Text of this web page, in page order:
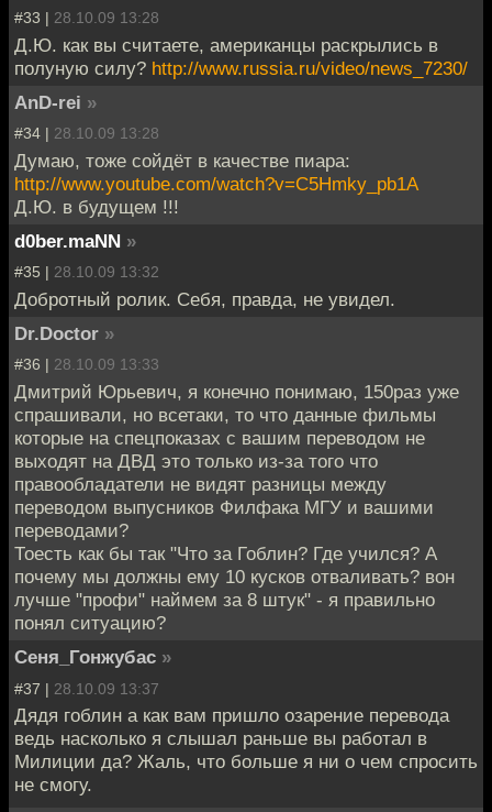
#33 | 28.10.09 13:28
Д.Ю. как вы считаете, американцы раскрылись в
полуную силу? http://www.russia.ru/video/news_7230/
AnD-rei »
#34 | 28.10.09 13:28
Думаю, тоже сойдёт в качестве пиара:
http://www.youtube.com/watch?v=C5Hmky_pb1A
Д.Ю. в будущем !!!
d0ber.maNN »
#35 | 28.10.09 13:32
Добротный ролик. Себя, правда, не увидел.
Dr.Doctor »
#36 | 28.10.09 13:33
Дмитрий Юрьевич, я конечно понимаю, 150раз уже
спрашивали, но всетаки, то что данные фильмы
которые на спецпоказах с вашим переводом не
выходят на ДВД это только из-за того что
правообладатели не видят разницы между
переводом выпусников Филфака МГУ и вашими
переводами?
Тоесть как бы так "Что за Гоблин? Где учился? А
почему мы должны ему 10 кусков отваливать? вон
лучше "профи" наймем за 8 штук" - я правильно
понял ситуацию?
Сеня_Гонжубас »
#37 | 28.10.09 13:37
Дядя гоблин а как вам пришло озарение перевода
ведь насколько я слышал раньше вы работал в
Милиции да? Жаль, что больше я ни о чем спросить
не смогу.